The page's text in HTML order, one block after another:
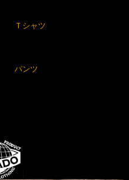
Ｔシャツ
パンツ